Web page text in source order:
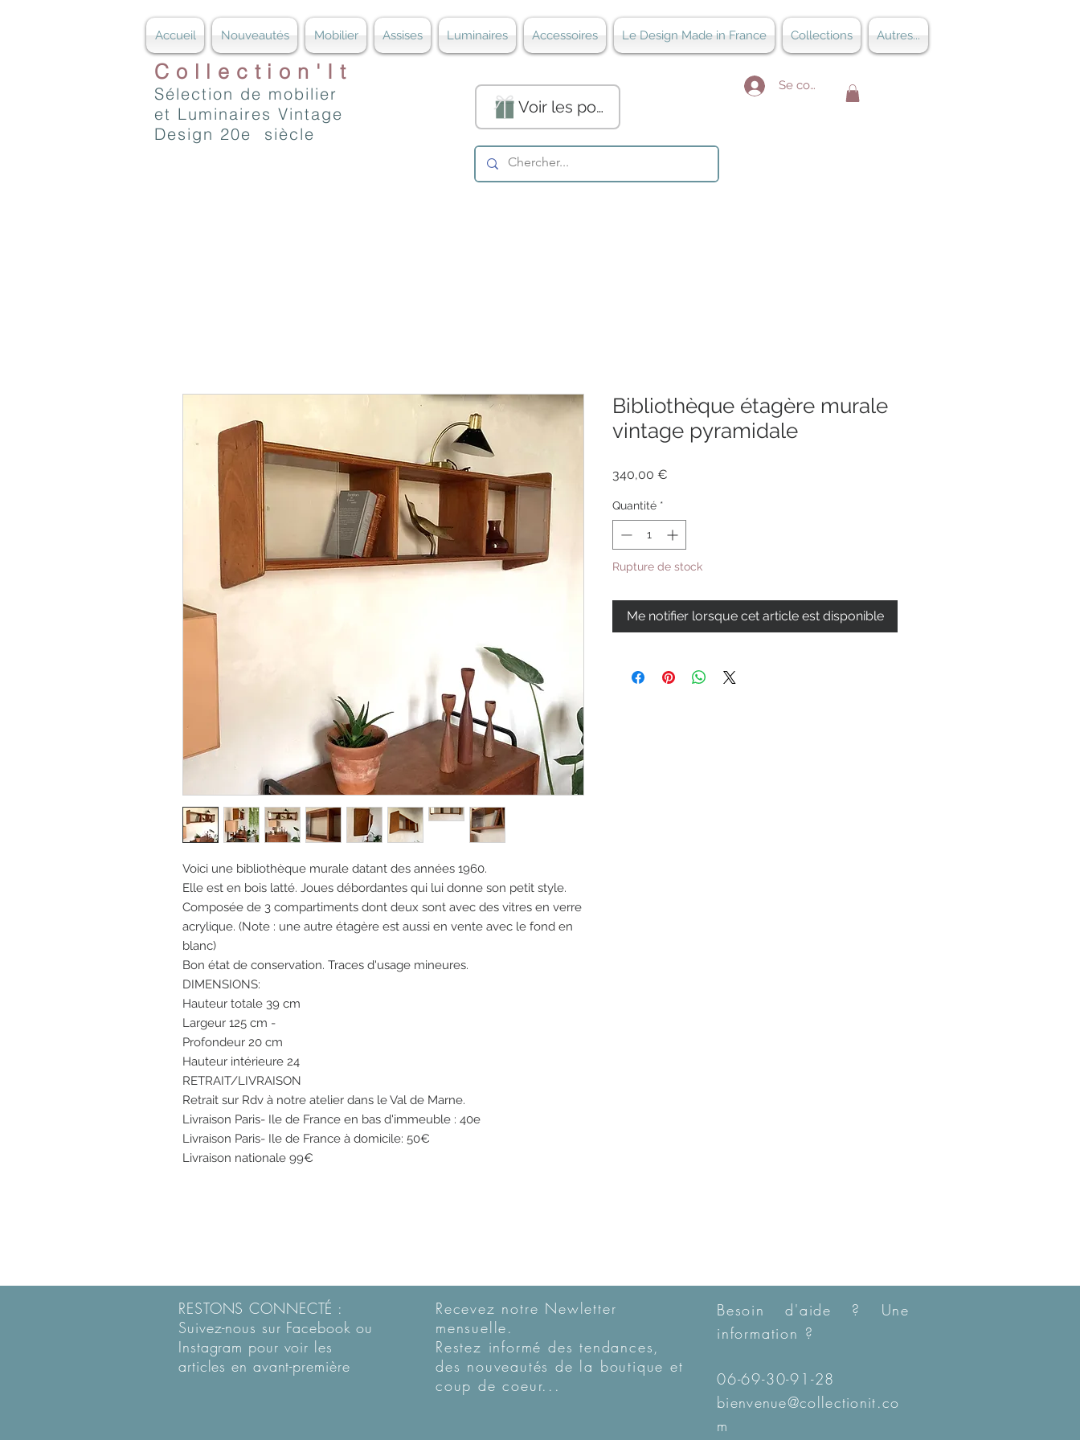
Accueil Nouveautés Mobilier Assises Luminaires Accessoires Le Design Made in France Collections Autres...
Collection'It
Sélection de mobilier
et Luminaires Vintage
Design 20e siècle
Voir les points
Se connecter
Voici une bibliothèque murale datant des années 1960.
Elle est en bois latté. Joues débordantes qui lui donne son petit style.
Composée de 3 compartiments dont deux sont avec des vitres en verre
acrylique. (Note : une autre étagère est aussi en vente avec le fond en
blanc)
Bon état de conservation. Traces d'usage mineures.
DIMENSIONS:
Hauteur totale 39 cm
Largeur 125 cm -
Profondeur 20 cm
Hauteur intérieure 24
RETRAIT/LIVRAISON
Retrait sur Rdv à notre atelier dans le Val de Marne.
Livraison Paris- Ile de France en bas d'immeuble : 40e
Livraison Paris- Ile de France à domicile: 50€
Livraison nationale 99€
Bibliothèque étagère murale
vintage pyramidale
340,00 €
Quantité *
Rupture de stock
Me notifier lorsque cet article est disponible
RESTONS CONNECTÉ :
Suivez-nous sur Facebook ou
Instagram pour voir les
articles en avant-première
Recevez notre Newletter
mensuelle.
Restez informé des tendances,
des nouveautés de la boutique et
coup de coeur...
Besoin d'aide ? Une
information ?
06-69-30-91-28
bienvenue@collectionit.co
m